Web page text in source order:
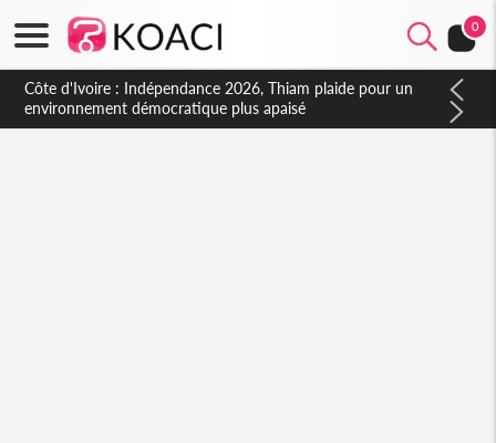
0
Côte d'Ivoire : Indépendance 2026, Thiam plaide pour un
environnement démocratique plus apaisé